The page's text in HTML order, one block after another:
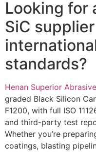
Looking for
SiC
standards?
Henan Superior
graded Black Silicon
F1200, with full ISO
and third-party test
Whether you’re
coatings, blasting